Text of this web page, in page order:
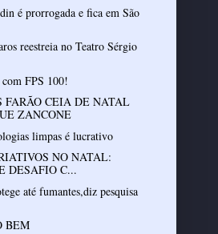
é prorrogada e fica em São
reestreia no Teatro Sérgio
FPS 100!
FARÃO CEIA DE NATAL
ZANCONE
limpas é lucrativo
NO NATAL:
DESAFIO C...
até fumantes,diz pesquisa
BEM